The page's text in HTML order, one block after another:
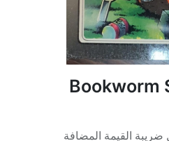
Bookworm
القيمة المضافة